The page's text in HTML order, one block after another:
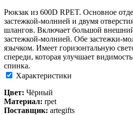
Рюкзак из 600D RPET. Основное
застежкой-молнией и двумя
шлангов. Включает большой
застежкой-молнией. Обе застежки-
язычком. Имеет горизонтальную
спереди, которая улучшает
спинка.
Характеристики
Цвет: Чёрный
Материал: rpet
Поставщик: artegifts